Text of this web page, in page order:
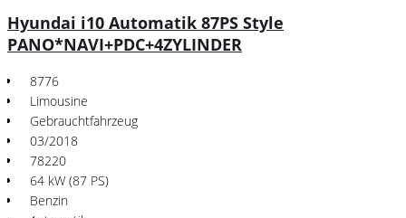
Hyundai i10 Automatik 87PS Style
PANO*NAVI+PDC+4ZYLINDER
8776
Limousine
Gebrauchtfahrzeug
03/2018
78220
64 kW (87 PS)
Benzin